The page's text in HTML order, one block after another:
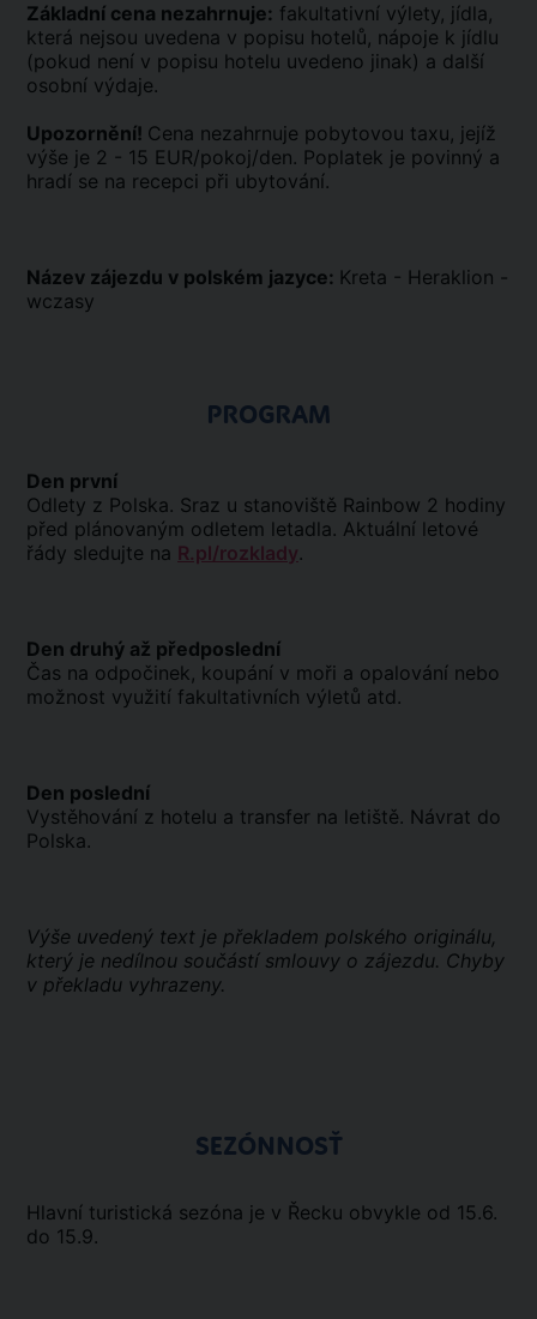
Základní cena nezahrnuje: fakultativní výlety, jídla,
která nejsou uvedena v popisu hotelů, nápoje k jídlu
(pokud není v popisu hotelu uvedeno jinak) a další
osobní výdaje.
Upozornění! Cena nezahrnuje pobytovou taxu, jejíž
výše je 2 - 15 EUR/pokoj/den. Poplatek je povinný a
hradí se na recepci při ubytování.
Název zájezdu v polském jazyce: Kreta - Heraklion -
wczasy
PROGRAM
Den první
Odlety z Polska. Sraz u stanoviště Rainbow 2 hodiny
před plánovaným odletem letadla. Aktuální letové
řády sledujte na R.pl/rozklady.
Den druhý až předposlední
Čas na odpočinek, koupání v moři a opalování nebo
možnost využití fakultativních výletů atd.
Den poslední
Vystěhování z hotelu a transfer na letiště. Návrat do
Polska.
Výše uvedený text je překladem polského originálu,
který je nedílnou součástí smlouvy o zájezdu. Chyby
v překladu vyhrazeny.
SEZÓNNOSŤ
Hlavní turistická sezóna je v Řecku obvykle od 15.6.
do 15.9.